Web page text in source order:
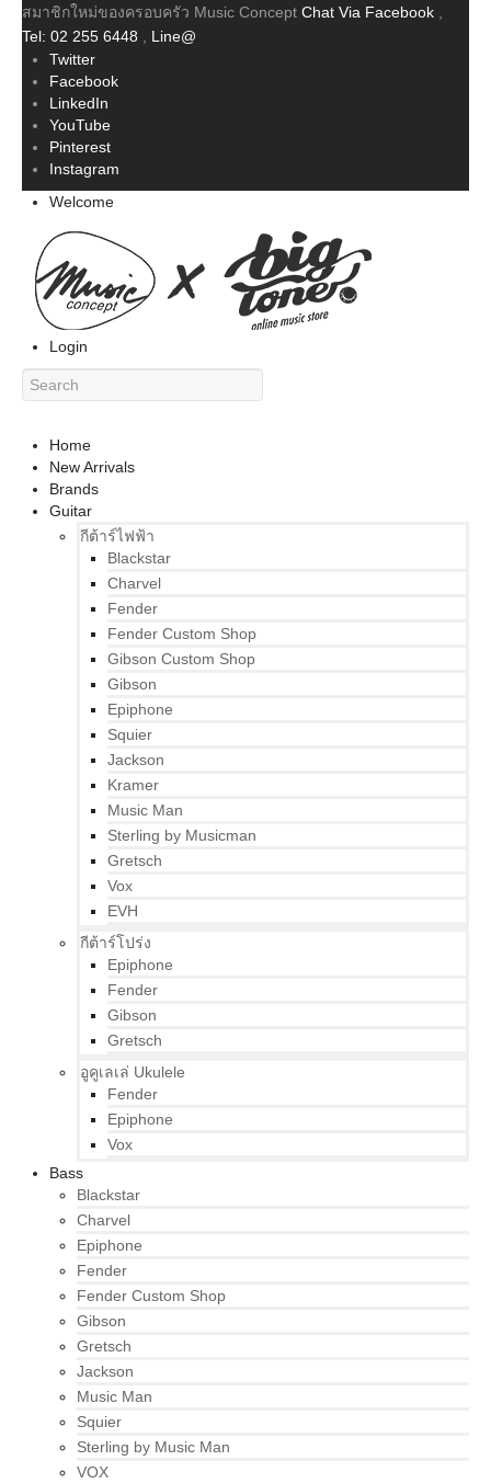
สมาชิกใหม่ของครอบครัว Music Concept Chat Via Facebook
Tel: 02 255 6448
Line@
Twitter
Facebook
LinkedIn
YouTube
Pinterest
Instagram
Welcome
Login
Home
New Arrivals
Brands
Guitar
กีต้าร์ไฟฟ้า
Blackstar
Charvel
Fender
Fender Custom Shop
Gibson Custom Shop
Gibson
Epiphone
Squier
Jackson
Kramer
Music Man
Sterling by Musicman
Gretsch
Vox
EVH
กีต้าร์โปร่ง
Epiphone
Fender
Gibson
Gretsch
อูคูเลเล่ Ukulele
Fender
Epiphone
Vox
Bass
Blackstar
Charvel
Epiphone
Fender
Fender Custom Shop
Gibson
Gretsch
Jackson
Music Man
Squier
Sterling by Music Man
VOX